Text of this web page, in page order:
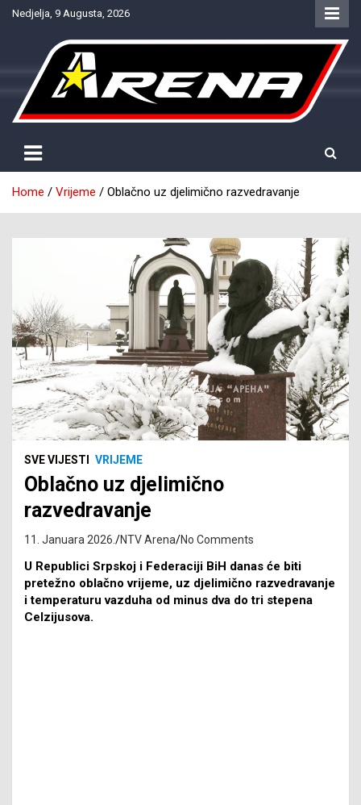
SkipNedjelja, 9 Augusta, 2026
NTV Arena
Home Vrijeme Oblačno uz djelimično razvedravanje
SVE VIJESTI VRIJEME
Oblačno uz djelimično
razvedravanje
11. Januara 2026. NTV Arena No Comments
U Republici Srpskoj i Federaciji BiH danas će biti
pretežno oblačno vrijeme, uz djelimično razvedravanje
i temperaturu vazduha od minus dva do tri stepena
Celzijusova.